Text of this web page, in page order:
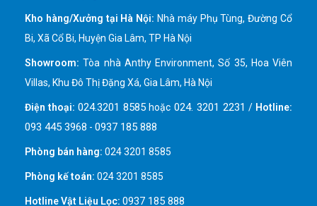
Kho hàng/Xưởng tại Hà Nội: Nhà máy Phụ Tùng, Đường Cổ
Bi, Xã Cổ Bi, Huyện Gia Lâm, TP Hà Nội
Showroom: Tòa nhà Anthy Environment, Số 35, Hoa Viên
Villas, Khu Đô Thị Đặng Xá, Gia Lâm, Hà Nội
Điện thoại: 024.3201 8585 hoặc 024. 3201 2231 / Hotline:
093 445 3968 - 0937 185 888
Phòng bán hàng: 024 3201 8585
Phòng kế toán: 024 3201 8585
Hotline Vật Liệu Lọc: 0937 185 888